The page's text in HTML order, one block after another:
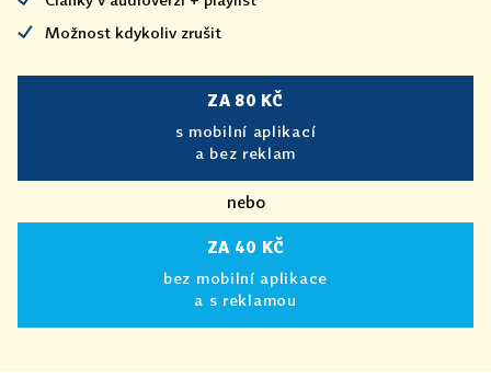
Možnost kdykoliv zrušit
ZA 80 KČ
s mobilní aplikací
a bez reklam
nebo
ZA 40 KČ
bez mobilní aplikace
a s reklamou